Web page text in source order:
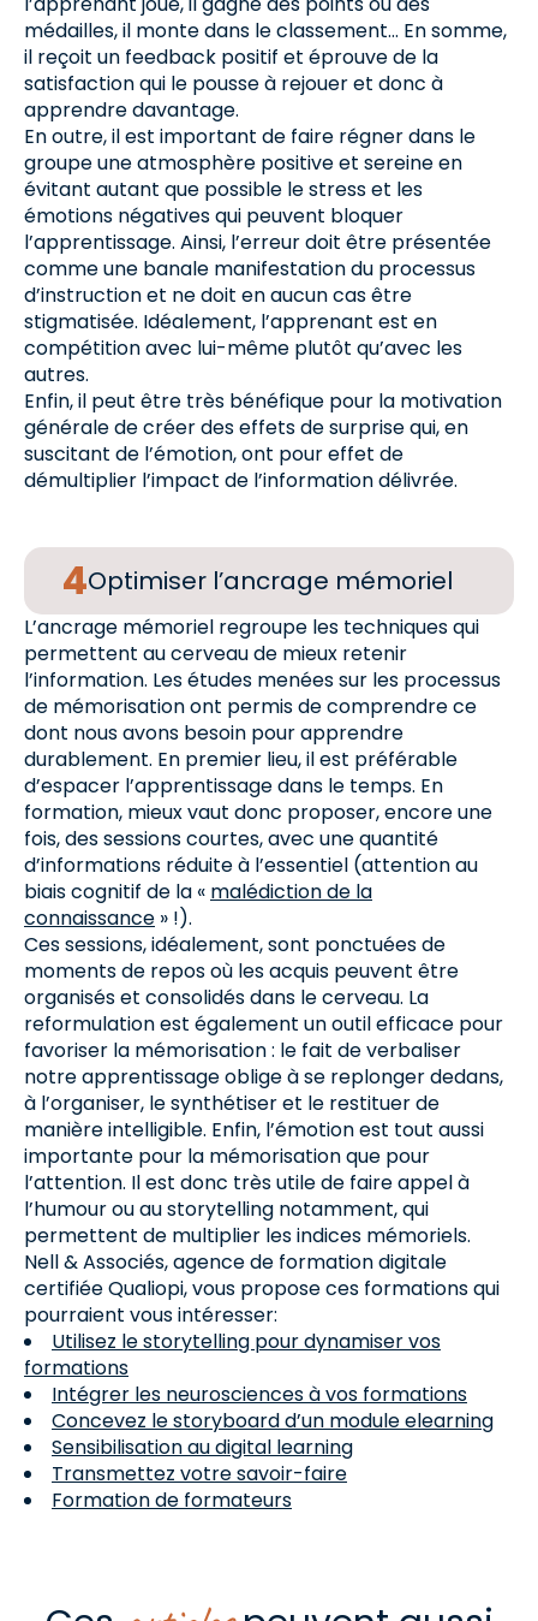
médailles, il monte dans le classement… En somme,
il reçoit un feedback positif et éprouve de la
satisfaction qui le pousse à rejouer et donc à
apprendre davantage.
En outre, il est important de faire régner dans le
groupe une atmosphère positive et sereine en
évitant autant que possible le stress et les
émotions négatives qui peuvent bloquer
l’apprentissage. Ainsi, l’erreur doit être présentée
comme une banale manifestation du processus
d’instruction et ne doit en aucun cas être
stigmatisée. Idéalement, l’apprenant est en
compétition avec lui-même plutôt qu’avec les
autres.
Enfin, il peut être très bénéfique pour la motivation
générale de créer des effets de surprise qui, en
suscitant de l’émotion, ont pour effet de
démultiplier l’impact de l’information délivrée.
Optimiser l’ancrage mémoriel
L’ancrage mémoriel regroupe les techniques qui
permettent au cerveau de mieux retenir
l’information. Les études menées sur les processus
de mémorisation ont permis de comprendre ce
dont nous avons besoin pour apprendre
durablement. En premier lieu, il est préférable
d’espacer l’apprentissage dans le temps. En
formation, mieux vaut donc proposer, encore une
fois, des sessions courtes, avec une quantité
d’informations réduite à l’essentiel (attention au
biais cognitif de la « malédiction de la
connaissance » !).
Ces sessions, idéalement, sont ponctuées de
moments de repos où les acquis peuvent être
organisés et consolidés dans le cerveau. La
reformulation est également un outil efficace pour
favoriser la mémorisation : le fait de verbaliser
notre apprentissage oblige à se replonger dedans,
à l’organiser, le synthétiser et le restituer de
manière intelligible. Enfin, l’émotion est tout aussi
importante pour la mémorisation que pour
l’attention. Il est donc très utile de faire appel à
l’humour ou au storytelling notamment, qui
permettent de multiplier les indices mémoriels.
Nell & Associés, agence de formation digitale
certifiée Qualiopi, vous propose ces formations qui
pourraient vous intéresser:
Utilisez le storytelling pour dynamiser vos
formations
Intégrer les neurosciences à vos formations
Concevez le storyboard d’un module elearning
Sensibilisation au digital learning
Transmettez votre savoir-faire
Formation de formateurs